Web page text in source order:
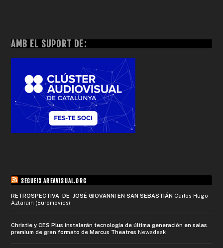
AMB EL SUPORT DE:
SEGUEIX AREAVISUAL.ORG
RETROSPECTIVA DE JOSÉ GIOVANNI EN SAN SEBASTIÁN Carlos Hugo
Aztarain (Euromovies)
Christie y CES Plus instalarán tecnología de última generación en salas
premium de gran formato de Marcus Theatres Newsdesk